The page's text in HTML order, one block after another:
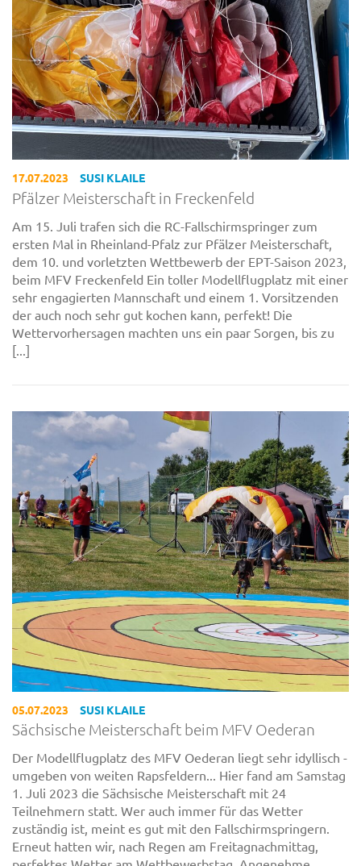
17.07.2023 SUSI KLAILE
Pfälzer Meisterschaft in Freckenfeld
Am 15. Juli trafen sich die RC-Fallschirmspringer zum
ersten Mal in Rheinland-Pfalz zur Pfälzer Meisterschaft,
dem 10. und vorletzten Wettbewerb der EPT-Saison 2023,
beim MFV Freckenfeld Ein toller Modellflugplatz mit einer
sehr engagierten Mannschaft und einem 1. Vorsitzenden
der auch noch sehr gut kochen kann, perfekt! Die
Wettervorhersagen machten uns ein paar Sorgen, bis zu
[...]
05.07.2023 SUSI KLAILE
Sächsische Meisterschaft beim MFV Oederan
Der Modellflugplatz des MFV Oederan liegt sehr idyllisch -
umgeben von weiten Rapsfeldern... Hier fand am Samstag
1. Juli 2023 die Sächsische Meisterschaft mit 24
Teilnehmern statt. Wer auch immer für das Wetter
zuständig ist, meint es gut mit den Fallschirmspringern.
Erneut hatten wir, nach Regen am Freitagnachmittag,